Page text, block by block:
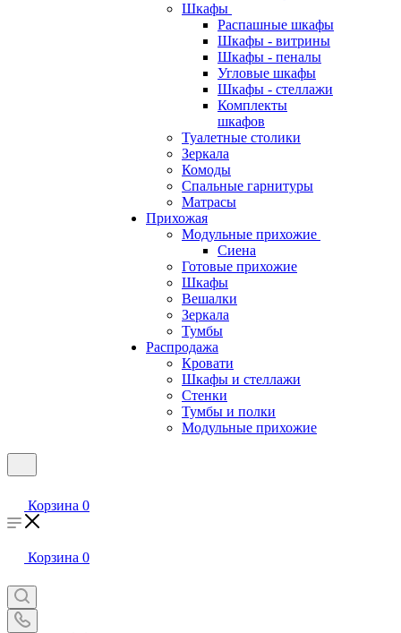
Шкафы
Распашные шкафы
Шкафы - витрины
Шкафы - пеналы
Угловые шкафы
Шкафы - стеллажи
Комплекты
шкафов
Туалетные столики
Зеркала
Комоды
Спальные гарнитуры
Матрасы
Прихожая
Модульные прихожие
Сиена
Готовые прихожие
Шкафы
Вешалки
Зеркала
Тумбы
Распродажа
Кровати
Шкафы и стеллажи
Стенки
Тумбы и полки
Модульные прихожие
Корзина 0
Корзина 0